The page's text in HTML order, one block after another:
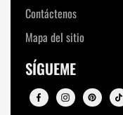
Contáctenos
Mapa del sitio
SÍGUEME